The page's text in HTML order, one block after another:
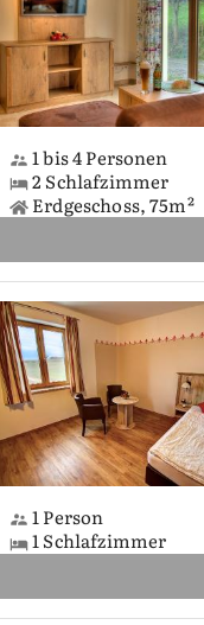
1 bis 4 Personen
2 Schlafzimmer
Erdgeschoss, 75m²
1 Person
1 Schlafzimmer